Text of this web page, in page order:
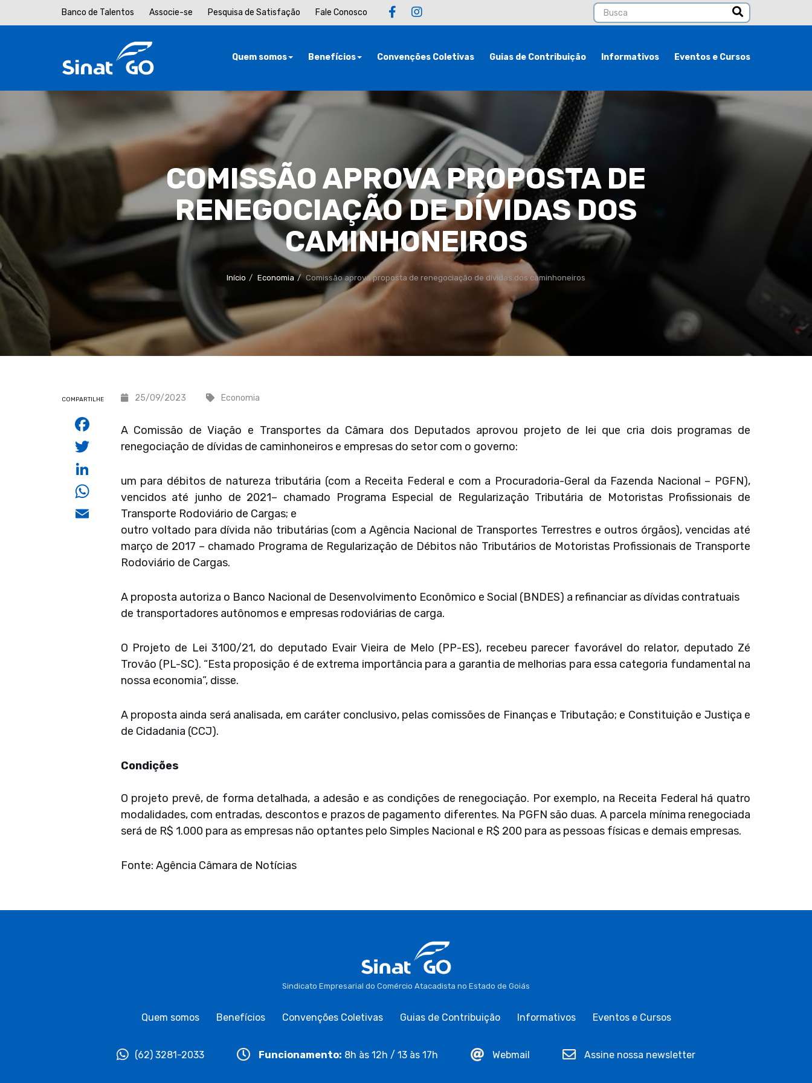
Banco de Talentos Associe-se Pesquisa de Satisfação Fale Conosco
Quem somos Benefícios Convenções Coletivas Guias de Contribuição Informativos Eventos e Cursos
COMISSÃO APROVA PROPOSTA DE
RENEGOCIAÇÃO DE DÍVIDAS DOS
CAMINHONEIROS
Início Economia Comissão aprova proposta de renegociação de dívidas dos caminhoneiros
25/09/2023 Economia
A Comissão de Viação e Transportes da Câmara dos Deputados aprovou projeto de lei que cria dois programas de
renegociação de dívidas de caminhoneiros e empresas do setor com o governo:
um para débitos de natureza tributária (com a Receita Federal e com a Procuradoria-Geral da Fazenda Nacional – PGFN),
vencidos até junho de 2021– chamado Programa Especial de Regularização Tributária de Motoristas Profissionais de
Transporte Rodoviário de Cargas; e
outro voltado para dívida não tributárias (com a Agência Nacional de Transportes Terrestres e outros órgãos), vencidas até
março de 2017 – chamado Programa de Regularização de Débitos não Tributários de Motoristas Profissionais de Transporte
Rodoviário de Cargas.
A proposta autoriza o Banco Nacional de Desenvolvimento Econômico e Social (BNDES) a refinanciar as dívidas contratuais
de transportadores autônomos e empresas rodoviárias de carga.
O Projeto de Lei 3100/21, do deputado Evair Vieira de Melo (PP-ES), recebeu parecer favorável do relator, deputado Zé
Trovão (PL-SC). “Esta proposição é de extrema importância para a garantia de melhorias para essa categoria fundamental na
nossa economia”, disse.
A proposta ainda será analisada, em caráter conclusivo, pelas comissões de Finanças e Tributação; e Constituição e Justiça e
de Cidadania (CCJ).
Condições
O projeto prevê, de forma detalhada, a adesão e as condições de renegociação. Por exemplo, na Receita Federal há quatro
modalidades, com entradas, descontos e prazos de pagamento diferentes. Na PGFN são duas. A parcela mínima renegociada
será de R$ 1.000 para as empresas não optantes pelo Simples Nacional e R$ 200 para as pessoas físicas e demais empresas.
Fonte: Agência Câmara de Notícias
COMPARTILHE
Facebook
Twitter
WhatsApp
Email
Sindicato Empresarial do Comércio Atacadista no Estado de Goiás
Quem somos Benefícios Convenções Coletivas Guias de Contribuição Informativos Eventos e Cursos
(62) 3281-2033 Funcionamento: 8h às 12h / 13 às 17h Webmail Assine nossa newsletter